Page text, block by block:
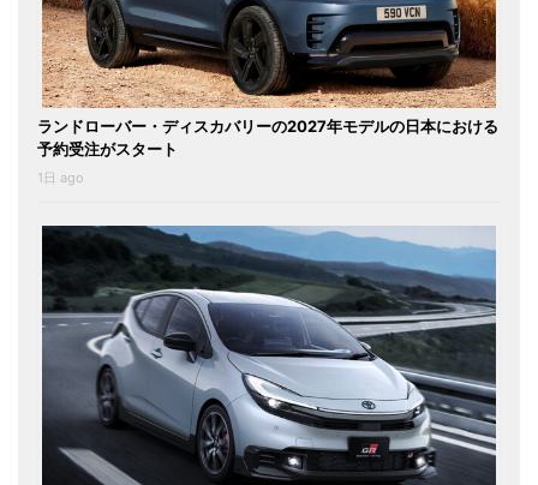
ランドローバー・ディスカバリーの2027年モデルの日本における
予約受注がスタート
1日 ago